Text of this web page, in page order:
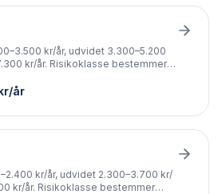
kr/år, udvidet 3.300–5.200
kr/år. Risikoklasse bestemmer
år
kr/år, udvidet 2.300–3.700 kr/
kr/år. Risikoklasse bestemmer